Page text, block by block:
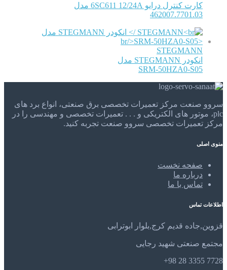
کارت کنترل درایو 6SC611 12/24A مدل
462007.7701.03
STEGMANN
انکودر STEGMANN مدل
SRM-50HZA0-S05
سروو صنعت مرکز تعمیرات تخصصی برق صنعتی، انواع برد های
plc، موتور های الکتریکی و . . . تعمیرات تخصصی و مهندسی را در
مرکز تعمیرات تخصصی سروو صنعت تجربه کنید.
منوی اصلی
صفحه نخست
درباره ما
تماس با ما
اطلاعات تماس
قزوین,جاده قدیم کرج,بلوار ابوترابی
مجتمع صنعتی شهید رجایی
7728 3355 28 98+